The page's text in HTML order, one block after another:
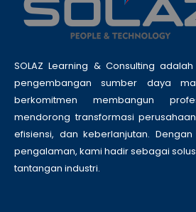
SOLAZ Learning & Consulting
pengembangan sumber daya
berkomitmen membangun
mendorong transformasi
efisiensi, dan keberlanjutan.
pengalaman, kami hadir sebagai
tantangan industri.